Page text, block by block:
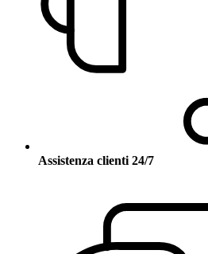
Assistenza clienti 24/7